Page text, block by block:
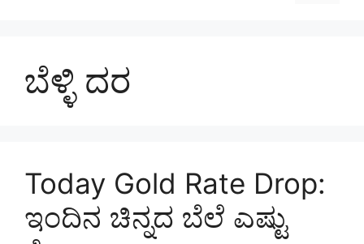
ಬೆಳ್ಳಿ ದರ
Today Gold Rate Drop:
ಇಂದಿನ ಚಿನ್ನದ ಬೆಲೆ ಎಷ್ಟು